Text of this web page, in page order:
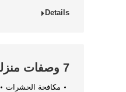
Details
7 وصفات منزلية سهلة لعملية مكافحة النمل
مكافحة الحشرات